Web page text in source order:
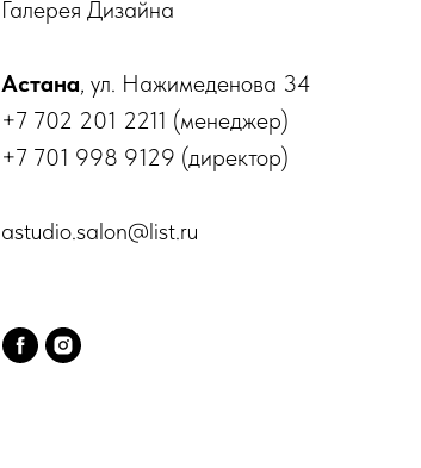
Галерея Дизайна
Астана, ул. Нажимеденова 34
+7 702 201 2211 (менеджер)
+7 701 998 9129 (директор)
astudio.salon@list.ru